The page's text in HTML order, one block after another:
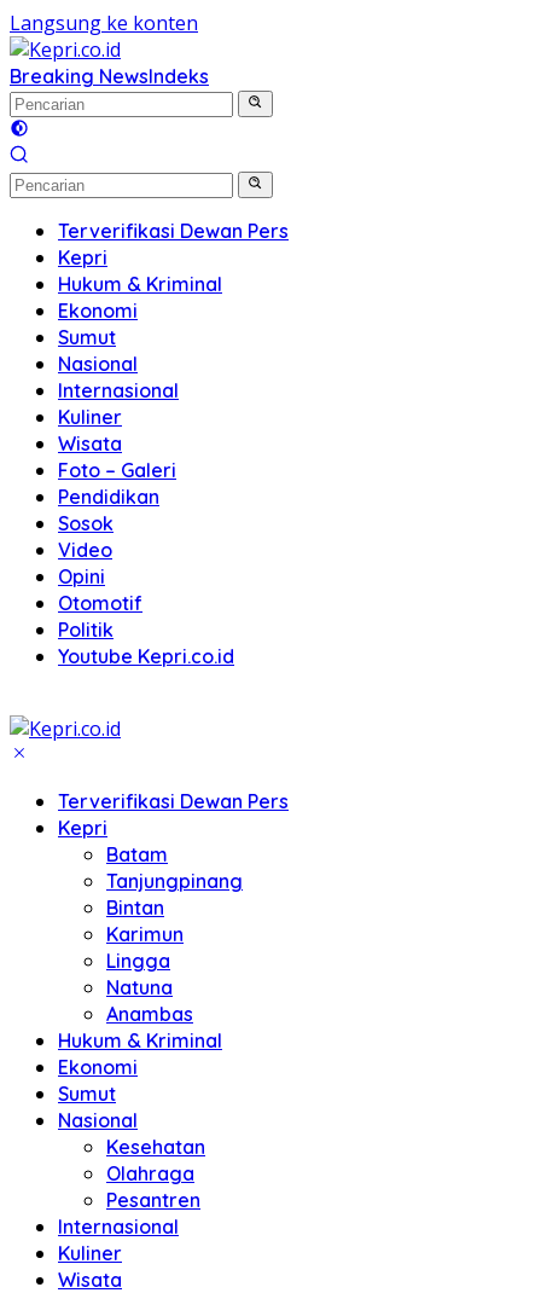
Langsung ke konten
Breaking NewsIndeks
Terverifikasi Dewan Pers
Kepri
Hukum & Kriminal
Ekonomi
Sumut
Nasional
Internasional
Kuliner
Wisata
Foto – Galeri
Pendidikan
Sosok
Video
Opini
Otomotif
Politik
Youtube Kepri.co.id
Terverifikasi Dewan Pers
Kepri
Batam
Tanjungpinang
Bintan
Karimun
Lingga
Natuna
Anambas
Hukum & Kriminal
Ekonomi
Sumut
Nasional
Kesehatan
Olahraga
Pesantren
Internasional
Kuliner
Wisata